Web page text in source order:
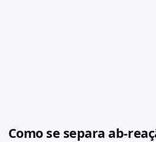
Como se separa ab-